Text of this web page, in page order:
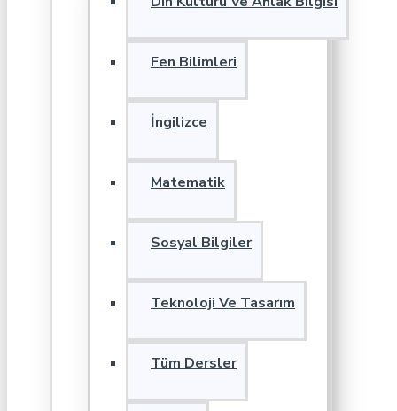
Fen Bilimleri
İngilizce
Matematik
Sosyal Bilgiler
Teknoloji Ve Tasarım
Tüm Dersler